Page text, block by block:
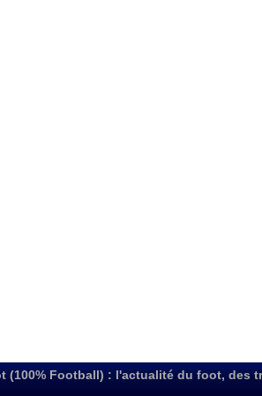
(100% Football) : l'actualité du foot, des